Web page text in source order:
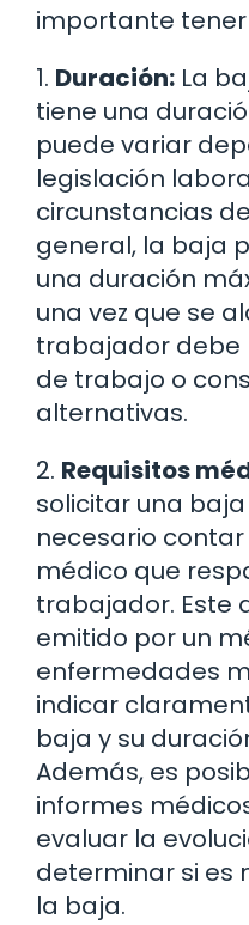
importante
1. Duración: La
tiene una
puede variar
legislación
circunstancias
general, la baja
una duración
una vez que se
trabajador debe
de trabajo o
alternativas.
2. Requisitos
solicitar una
necesario
médico que
trabajador. Este
emitido por un
enfermedades
indicar
baja y su
Además, es
informes
evaluar la
determinar si es
la baja.